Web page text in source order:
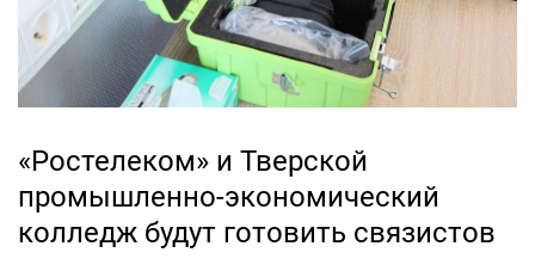
«Ростелеком» и Тверской
промышленно-экономический
колледж будут готовить связистов